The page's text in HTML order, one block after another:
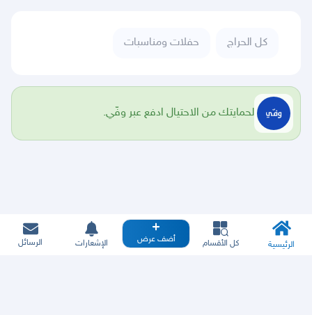
كل الحراج حفلات ومناسبات
لحمايتك من الاحتيال ادفع عبر وفّي.
الرئيسية كل الأقسام أضف عرض الإشعارات الرسائل